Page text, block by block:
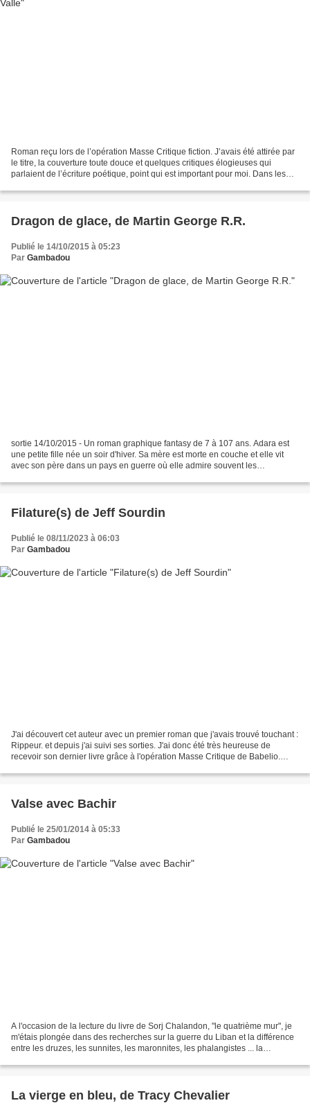
Roman reçu lors de l’opération Masse Critique fiction. J’avais été attirée par
le titre, la couverture toute douce et quelques critiques élogieuses qui
parlaient de l’écriture poétique, point qui est important pour moi. Dans les
Dragon de glace, de Martin George R.R.
Publié le 14/10/2015 à 05:23
Par Gambadou
sortie 14/10/2015 - Un roman graphique fantasy de 7 à 107 ans. Adara est
une petite fille née un soir d'hiver. Sa mère est morte en couche et elle vit
avec son père dans un pays en guerre où elle admire souvent les
Filature(s) de Jeff Sourdin
Publié le 08/11/2023 à 06:03
Par Gambadou
J'ai découvert cet auteur avec un premier roman que j'avais trouvé touchant :
Rippeur. et depuis j'ai suivi ses sorties. J'ai donc été très heureuse de
recevoir son dernier livre grâce à l'opération Masse Critique de Babelio.
Valse avec Bachir
Publié le 25/01/2014 à 05:33
Par Gambadou
A l'occasion de la lecture du livre de Sorj Chalandon, "le quatrième mur", je
m'étais plongée dans des recherches sur la guerre du Liban et la différence
entre les druzes, les sunnites, les maronnites, les phalangistes ... la
La vierge en bleu, de Tracy Chevalier